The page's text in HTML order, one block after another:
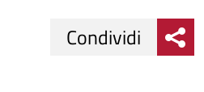
Condividi